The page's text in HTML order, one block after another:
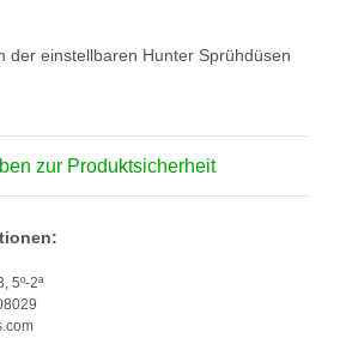
der einstellbaren Hunter Sprühdüsen
zur Produktsicherheit
5º-2ª